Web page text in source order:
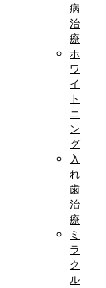
病
治
療
ホ
ワ
イ
ト
ニ
ン
グ
入
れ
歯
治
療
ミ
ラ
ク
ル